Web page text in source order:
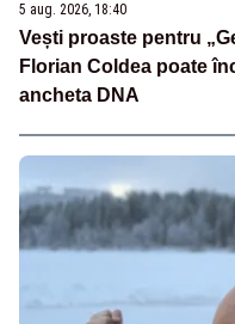
5 aug. 2026, 18:40
Vești proaste pentru
Florian Coldea poate
ancheta DNA